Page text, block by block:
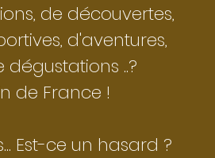
de découvertes,
d'aventures,
..?
de France !
Est-ce un hasard ?